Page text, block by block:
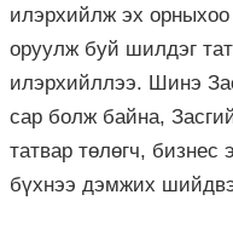
илэрхийлж эх
оруулж буй шилдэг
илэрхийллээ. Шинэ
сар болж байна,
татвар төлөгч, бизнес
бүхнээ дэмжих